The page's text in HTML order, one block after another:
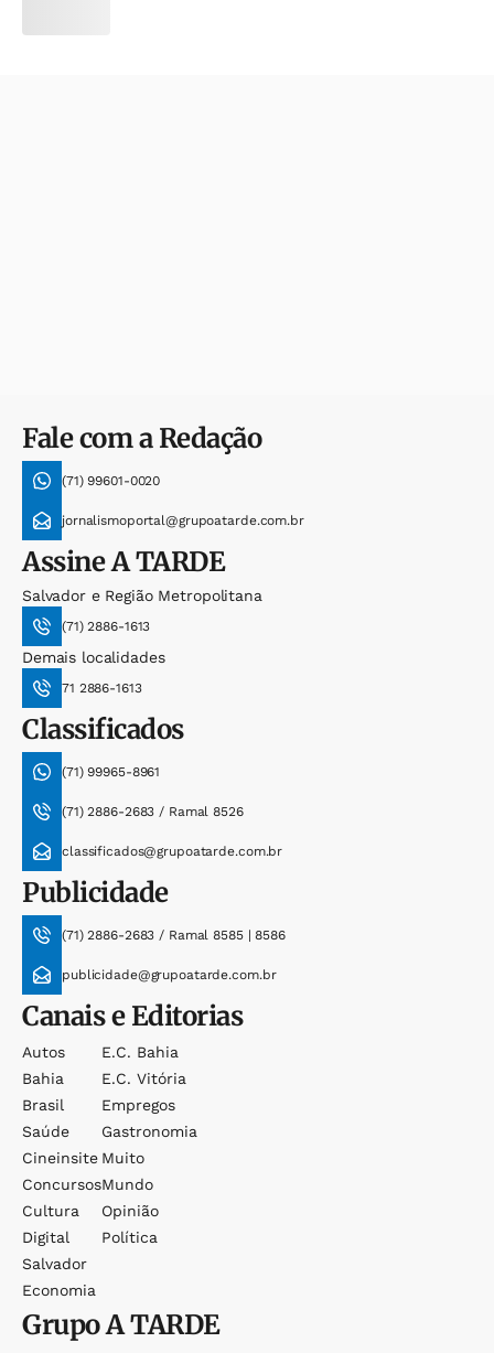
Fale com a Redação
(71) 99601-0020
jornalismoportal@grupoatarde.com.br
AssineA TARDE
Salvador e Região Metropolitana
(71) 2886-1613
Demais localidades
71 2886-1613
Classificados
(71) 99965-8961
(71) 2886-2683 / Ramal 8526
classificados@grupoatarde.com.br
Publicidade
(71) 2886-2683 / Ramal 8585 | 8586
publicidade@grupoatarde.com.br
Canais e Editorias
Autos
Bahia
Brasil
Saúde
Cineinsite
Concursos
Cultura
Digital
Salvador
Economia
E.c. Bahia
E.c. Vitória
Empregos
Gastronomia
Muito
Mundo
Opinião
Política
GrupoA TARDE